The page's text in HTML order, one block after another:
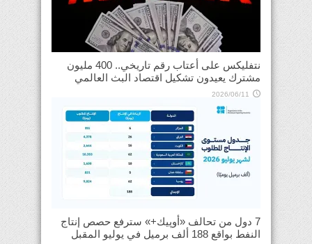
نتفليكس على أعتاب رقم تاريخي.. 400 مليون
مشترك يعيدون تشكيل اقتصاد البث العالمي
2026/06/11
7 دول من تحالف «أوپيك+» سترفع حصص إنتاج
النفط بواقع 188 ألف برميل في يوليو المقبل